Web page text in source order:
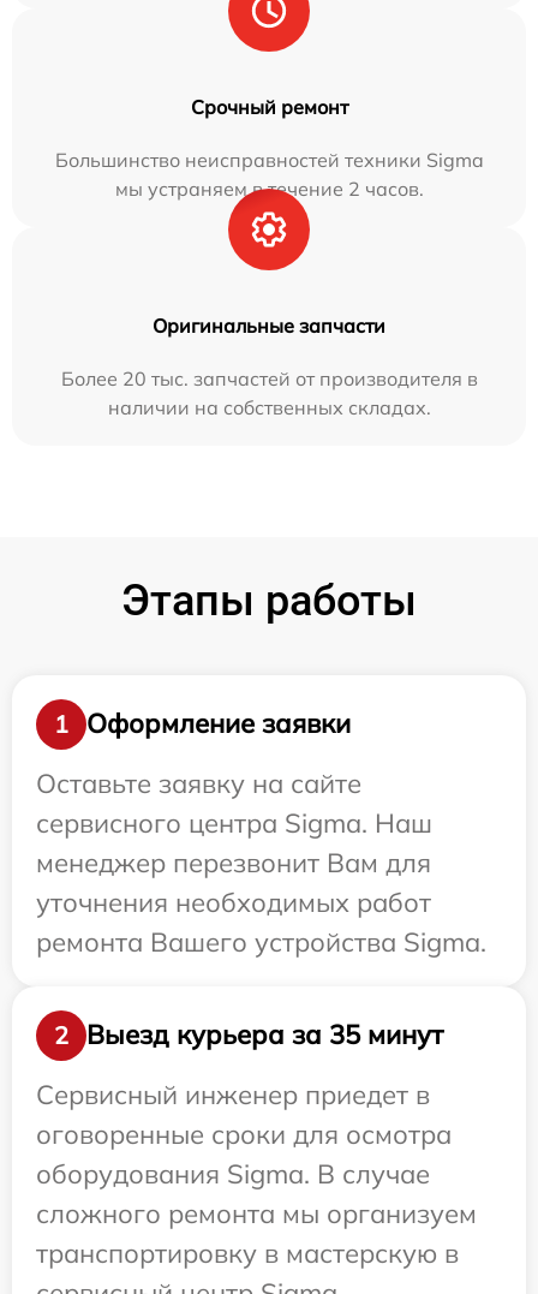
Срочный ремонт
Большинство неисправностей техники Sigma
мы устраняем в течение 2 часов.
Оригинальные запчасти
Более 20 тыс. запчастей от производителя в
наличии на собственных складах.
Этапы работы
1
Оформление заявки
Оставьте заявку на сайте
сервисного центра Sigma. Наш
менеджер перезвонит Вам для
уточнения необходимых работ
ремонта Вашего устройства Sigma.
2
Выезд курьера за 35 минут
Сервисный инженер приедет в
оговоренные сроки для осмотра
оборудования Sigma. В случае
сложного ремонта мы организуем
транспортировку в мастерскую в